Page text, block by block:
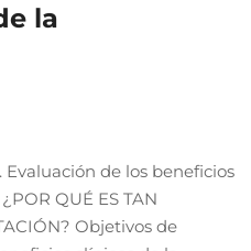
la
Evaluación de los beneficios
QUÉ ES TAN
Objetivos de